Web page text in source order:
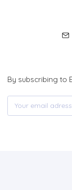
By subscribing to